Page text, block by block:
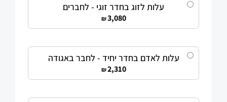
עלות לזוג בחדר זוגי - לחברים
3,080
₪
עלות לאדם בחדר יחיד - לחבר באגודה
2,310
₪